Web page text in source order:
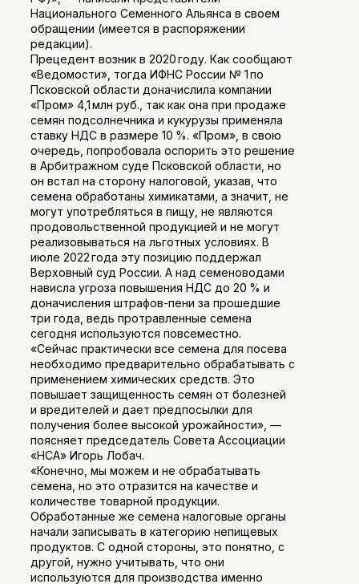
Национального Семенного Альянса в своем
обращении (имеется в распоряжении
редакции).
Прецедент возник в 2020 году. Как сообщают
«Ведомости», тогда ИФНС России № 1 по
Псковской области доначислила компании
«Пром» 4,1 млн руб., так как она при продаже
семян подсолнечника и кукурузы применяла
ставку НДС в размере 10 %. «Пром», в свою
очередь, попробовала оспорить это решение
в Арбитражном суде Псковской области, но
он встал на сторону налоговой, указав, что
семена обработаны химикатами, а значит, не
могут употребляться в пищу, не являются
продовольственной продукцией и не могут
реализовываться на льготных условиях. В
июле 2022 года эту позицию поддержал
Верховный суд России. А над семеноводами
нависла угроза повышения НДС до 20 % и
доначисления штрафов-пени за прошедшие
три года, ведь протравленные семена
сегодня используются повсеместно.
«Сейчас практически все семена для посева
необходимо предварительно обрабатывать с
применением химических средств. Это
повышает защищенность семян от болезней
и вредителей и дает предпосылки для
получения более высокой урожайности», —
поясняет председатель Совета Ассоциации
«НСА» Игорь Лобач.
«Конечно, мы можем и не обрабатывать
семена, но это отразится на качестве и
количестве товарной продукции.
Обработанные же семена налоговые органы
начали записывать в категорию непищевых
продуктов. С одной стороны, это понятно, с
другой, нужно учитывать, что они
используются для производства именно